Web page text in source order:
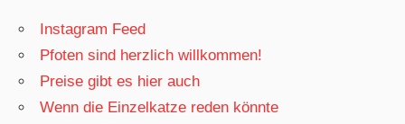
Instagram Feed
Pfoten sind herzlich willkommen!
Preise gibt es hier auch
Wenn die Einzelkatze reden könnte